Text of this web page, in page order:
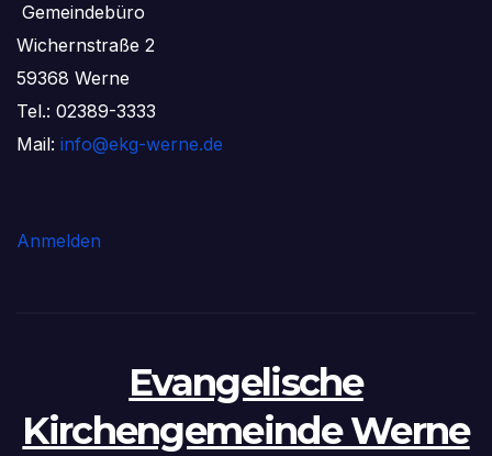
Gemeindebüro
Wichernstraße 2
59368 Werne
Tel.: 02389-3333
Mail: info@ekg-werne.de
Anmelden
Evangelische
Kirchengemeinde Werne